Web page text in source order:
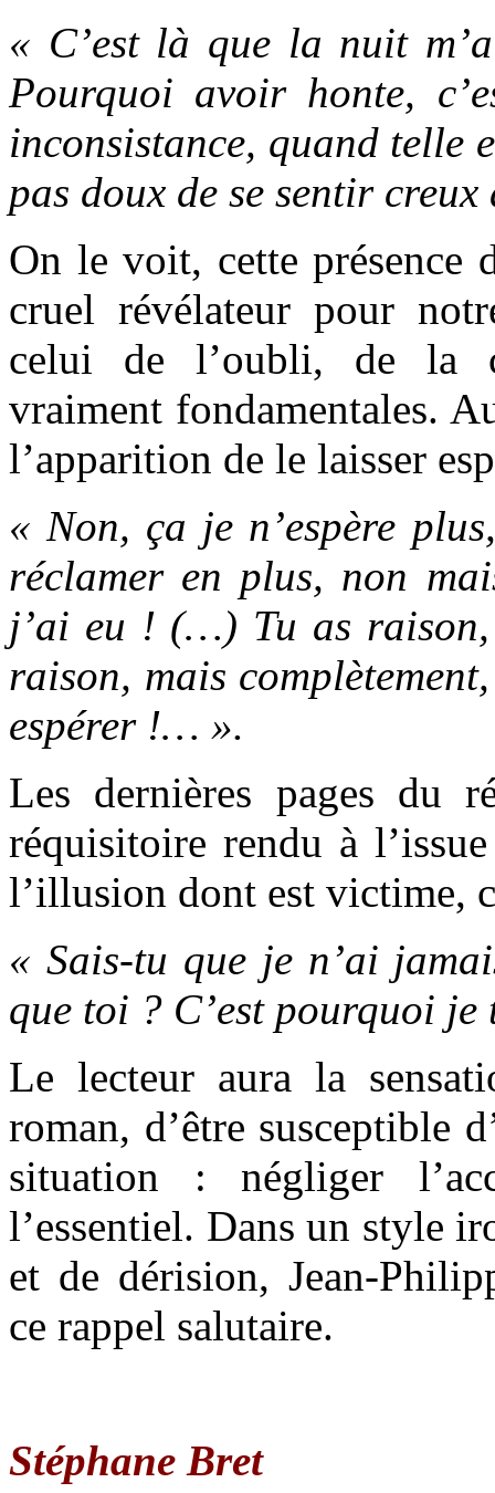
« C’est là que la nuit
Pourquoi avoir honte,
inconsistance, quand telle
pas doux de se sentir
On le voit, cette présence
cruel révélateur pour
celui de l’oubli, de la
vraiment fondamentales.
l’apparition de le laisser
« Non, ça je n’espère
réclamer en plus, non
j’ai eu ! (…) Tu as raison,
raison, mais
espérer !… ».
Les dernières pages du
réquisitoire rendu à
l’illusion dont est victime,
« Sais-tu que je n’ai
que toi ? C’est pourquoi je
Le lecteur aura la
roman, d’être susceptible
situation : négliger
l’essentiel. Dans un style
et de dérision, Jean-
ce rappel salutaire.
Stéphane Bret